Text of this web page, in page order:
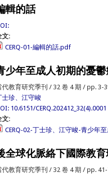
輯的話
文:
CERQ-01-編輯的話.pdf
少年至成人初期的憂
代教育研究季刊 / 32 卷 4 期 / pp. 3-
士珍、江守峻
10.6151/CERQ.202412_32(4).0001
文:
CERQ-02-丁士珍、江守峻-青少年
全球化脈絡下國際教
代教育研究季刊 / 32 卷 4 期 / pp.